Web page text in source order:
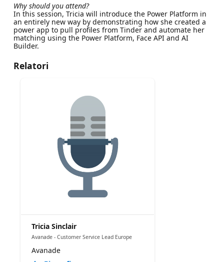
Why should you attend?
In this session, Tricia will introduce the Power Platform in
an entirely new way by demonstrating how she created a
power app to pull profiles from Tinder and automate her
matching using the Power Platform, Face API and AI
Builder.
Relatori
Tricia Sinclair
Avanade - Customer Service Lead Europe
Avanade